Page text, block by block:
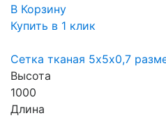
В Корзину
Купить в 1 клик
Сетка тканая 5х5х0,7
Высота
1000
Длина